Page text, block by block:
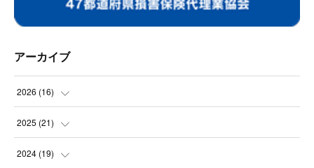
アーカイブ
2026 (16)
(2
(2
2025 (21)
(3
2024 (19)